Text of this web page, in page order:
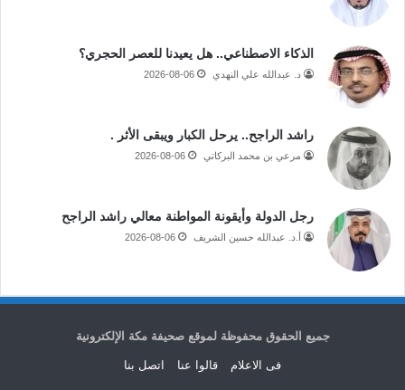
الذكاء الاصطناعي.. هل يعيدنا للعصر الحجري؟
د. عبدالله علي النهدي 2026-08-06
راشد الراجح.. يرحل الكبار ويبقى الأثر .
مرعي بن محمد البركاتي 2026-08-06
رجل الدولة وأيقونة المواطنة معالي راشد الراجح
أ.د. عبدالله حسين الشريف 2026-08-06
جميع الحقوق محفوظة لموقع صحيفة مكة الإلكترونية
فى الاعلام قالوا عنا اتصل بنا